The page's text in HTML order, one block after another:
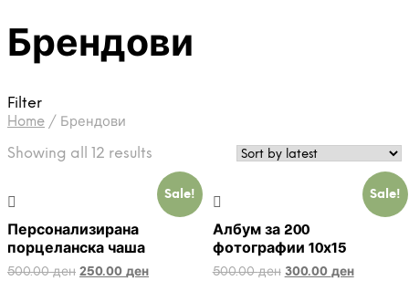
Брендови
Filter
Home / Брендови
Showing all 12 results
Sale!
Персонализирана
порцеланска чаша
500.00ден 250.00 ден
Sale!
Албум за 200
фотографии 10х15
500.00ден 300.00 ден